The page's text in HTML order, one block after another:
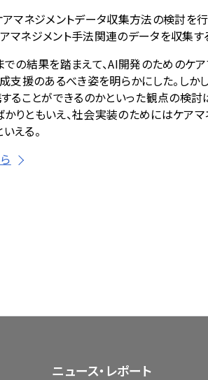
マネジメントデータ収集方法の検討を
マネジメント手法関連のデータを収集す
での結果を踏まえて、AI開発のためのケ
支援のあるべき姿を明らかにした。し
することができるのかといった観点の検
りともいえ、社会実装のためにはケア
える。
ニュース・レポート